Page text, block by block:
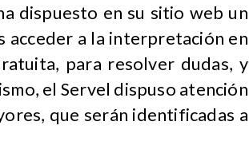
dispuesto en su sitio web un
acceder a la interpretación en
para resolver dudas, y
el Servel dispuso atención
que serán identificadas a